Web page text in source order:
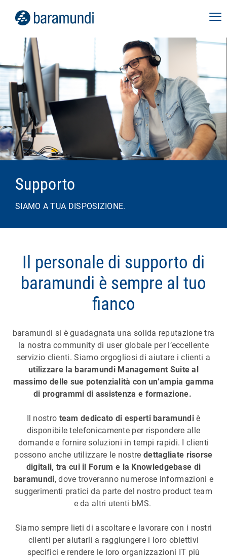
Supporto
SIAMO A TUA DISPOSIZIONE.
Il personale di supporto di
baramundi è sempre al tuo
fianco
baramundi si è guadagnata una solida reputazione tra
la nostra community di user globale per l’eccellente
servizio clienti. Siamo orgogliosi di aiutare i clienti a
utilizzare la baramundi Management Suite al
massimo delle sue potenzialità con un’ampia gamma
di programmi di assistenza e formazione.
Il nostro team dedicato di esperti baramundiè
disponibile telefonicamente per rispondere alle
domande e fornire soluzioni in tempi rapidi. I clienti
possono anche utilizzare le nostre dettagliate risorse
digitali, tra cui il Forum e la Knowledgebase di
baramundi, dove troveranno numerose informazioni e
suggerimenti pratici da parte del nostro product team
e da altri utenti bMS.
Siamo sempre lieti di ascoltare e lavorare con i nostri
clienti per aiutarli a raggiungere i loro obiettivi
specifici e rendere le loro organizzazioni IT più